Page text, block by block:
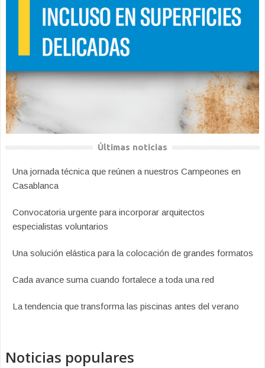
Últimas noticias
Una jornada técnica que reúnen a nuestros Campeones en
Casablanca
Convocatoria urgente para incorporar arquitectos
especialistas voluntarios
Una solución elástica para la colocación de grandes formatos
Cada avance suma cuando fortalece a toda una red
La tendencia que transforma las piscinas antes del verano
Noticias populares